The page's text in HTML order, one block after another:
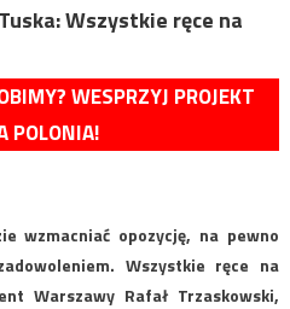
Wszystkie ręce na
WESPRZYJ PROJEKT
POLONIA!
wzmacniać opozycję, na pewno
Wszystkie ręce na
Warszawy Rafał Trzaskowski,